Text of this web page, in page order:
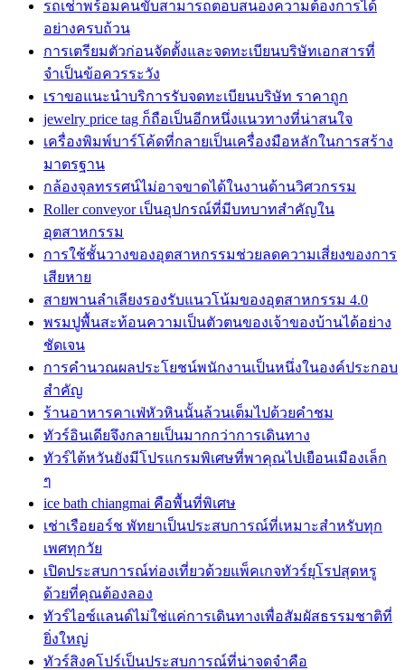
รถเช่าพร้อมคนขับสามารถตอบสนองความต้องการได้
อย่างครบถ้วน
การเตรียมตัวก่อนจัดตั้งและจดทะเบียนบริษัทเอกสารที่
จำเป็นข้อควรระวัง
เราขอแนะนำบริการรับจดทะเบียนบริษัท ราคาถูก
jewelry price tag ก็ถือเป็นอีกหนึ่งแนวทางที่น่าสนใจ
เครื่องพิมพ์บาร์โค้ดที่กลายเป็นเครื่องมือหลักในการสร้าง
มาตรฐาน
กล้องจุลทรรศน์ไม่อาจขาดได้ในงานด้านวิศวกรรม
Roller conveyor เป็นอุปกรณ์ที่มีบทบาทสำคัญใน
อุตสาหกรรม
การใช้ชั้นวางของอุตสาหกรรมช่วยลดความเสี่ยงของการ
เสียหาย
สายพานลำเลียงรองรับแนวโน้มของอุตสาหกรรม 4.0
พรมปูพื้นสะท้อนความเป็นตัวตนของเจ้าของบ้านได้อย่าง
ชัดเจน
การคำนวณผลประโยชน์พนักงานเป็นหนึ่งในองค์ประกอบ
สำคัญ
ร้านอาหารคาเฟ่หัวหินนั้นล้วนเต็มไปด้วยคำชม
ทัวร์อินเดียจึงกลายเป็นมากกว่าการเดินทาง
ทัวร์ไต้หวันยังมีโปรแกรมพิเศษที่พาคุณไปเยือนเมืองเล็ก
ๆ
ice bath chiangmai คือพื้นที่พิเศษ
เช่าเรือยอร์ช พัทยาเป็นประสบการณ์ที่เหมาะสำหรับทุก
เพศทุกวัย
เปิดประสบการณ์ท่องเที่ยวด้วยแพ็คเกจทัวร์ยุโรปสุดหรู
ด้วยที่คุณต้องลอง
ทัวร์ไอซ์แลนด์ไม่ใช่แค่การเดินทางเพื่อสัมผัสธรรมชาติที่
ยิ่งใหญ่
ทัวร์สิงคโปร์เป็นประสบการณ์ที่น่าจดจำคือ